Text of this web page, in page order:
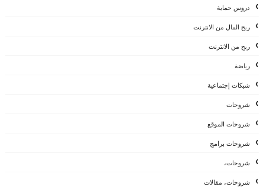
دروس حماية
ربح المال من الانترنت
ربح من الانترنت
رياضة
شبكات إجتماعية
شروحات
شروحات الموقع
شروحات برامج
شروحات،
شروحات، مقالات